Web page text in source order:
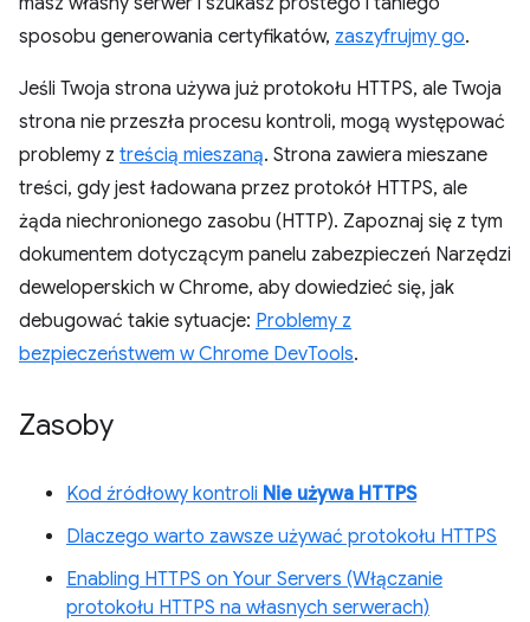
sposobu generowania certyfikatów, zaszyfrujmy go.
Jeśli Twoja strona używa już protokołu HTTPS, ale Twoja
strona nie przeszła procesu kontroli, mogą występować
problemy z treścią mieszaną. Strona zawiera mieszane
treści, gdy jest ładowana przez protokół HTTPS, ale
żąda niechronionego zasobu (HTTP). Zapoznaj się z tym
dokumentem dotyczącym panelu zabezpieczeń Narzędzi
deweloperskich w Chrome, aby dowiedzieć się, jak
debugować takie sytuacje: Problemy z
bezpieczeństwem w Chrome DevTools.
Zasoby
Kod źródłowy kontroli Nie używa HTTPS
Dlaczego warto zawsze używać protokołu HTTPS
Enabling HTTPS on Your Servers (Włączanie
protokołu HTTPS na własnych serwerach)